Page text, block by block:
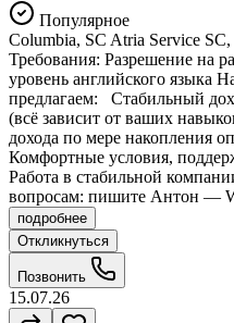
Популярное
Columbia, SC Atria Service
Требования: Разрешение на
уровень английского языка
предлагаем: Стабильный
(всё зависит от ваших
дохода по мере накопления
Комфортные условия,
Работа в стабильной
вопросам: пишите Антон —
подробнее
Откликнуться
Позвонить
15.07.26